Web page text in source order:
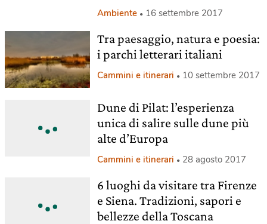
Ambiente 16 settembre 2017
Tra paesaggio, natura e poesia:
i parchi letterari italiani
Cammini e itinerari 10 settembre 2017
Dune di Pilat: l’esperienza
unica di salire sulle dune più
alte d’Europa
Cammini e itinerari 28 agosto 2017
6 luoghi da visitare tra Firenze
e Siena. Tradizioni, sapori e
bellezze della Toscana